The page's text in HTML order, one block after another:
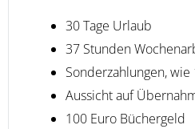
30 Tage Urlaub
37 Stunden
Sonderzahlungen,
Aussicht auf
100 Euro Büchergeld